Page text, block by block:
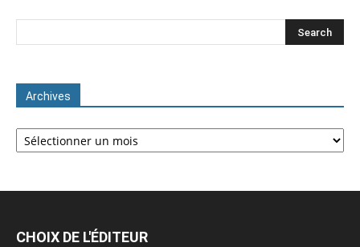
Archives
Archives
CHOIX DE L'ÉDITEUR